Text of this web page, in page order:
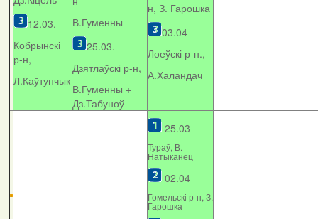
12.03.
Кобрынскі
р-н,
Л.Каўтунчык
В.Гуменны
25.03.
Дзятлаўскі р-н,
В.Гуменны +
Дз.Табуноў
н, З. Гарошка
03.04
Лоеўскі р-н.,
А.Халандач
25.03
Тураў, В.
Натыканец
02.04
Гомельскі р-н, З.
Гарошка